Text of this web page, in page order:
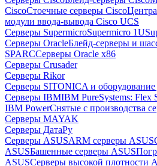
CiscoСтоечные серверы Cisco
модули ввода-вывода Cisco UCS
Серверы SupermicroSupermicro 1U
Серверы OracleБлейд-серверы и
SPARCСерверы Oracle x86
Серверы Crusader
Серверы Rikor
Серверы SITONICA и оборудование
Серверы IBMIBM PureSystems: Flex
IBM PowerСнятые с производства
Серверы MAYAK
Серверы ДатаРу
Серверы ASUSARM серверы ASUS
ASUSБашенные серверы ASUS
ASUSСерверы высокой плотности